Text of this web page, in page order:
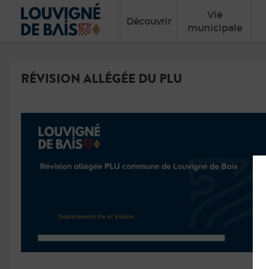
Découvrir
Vie
municipale
RÉVISION ALLÉGÉE DU PLU